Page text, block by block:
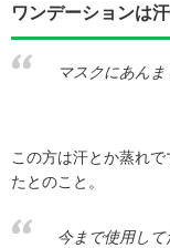
ワンデーションは
マスクにあんま
この方は汗とか蒸れ
たとのこと。
今まで使用し